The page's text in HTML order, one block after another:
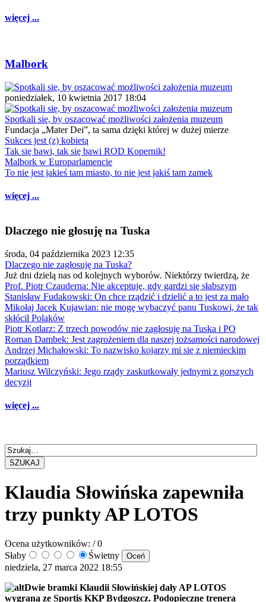
więcej ...
Malbork
poniedziałek, 10 kwietnia 2017 18:04
Spotkali się, by oszacować możliwości założenia muzeum
Fundacja „Mater Dei”, ta sama dzięki której w dużej mierze
Sukces jest (z) kobietą
Tak się bawi, tak się bawi ROD Kopernik!
Malbork w Europarlamencie
To nie jest jakieś tam miasto, to nie jest jakiś tam zamek
więcej ...
Dlaczego nie głosuję na Tuska
środa, 04 października 2023 12:35
Dlaczego nie zagłosuję na Tuska?
Już dni dzielą nas od kolejnych wyborów. Niektórzy twierdzą, że
Prof. Piotr Czauderna: Nie akceptuję, gdy gardzi się słabszym
Stanisław Fudakowski: On chce rządzić i dzielić a to jest za mało
Mikołaj Jacek Kujawian: nie mogę wybaczyć panu Tuskowi, że tak
skłócił Polaków
Piotr Kotlarz: Z trzech powodów nie zagłosuję na Tuska i PO
Roman Dambek: Jest zagrożeniem dla naszej tożsamości narodowej
Andrzej Michałowski: To nazwisko kojarzy mi się z niemieckim
porządkiem
Mariusz Wilczyński: Jego rządy zaskutkowały jednymi z gorszych
decyzji
więcej ...
SZUKAJ
Klaudia Słowińska zapewniła
trzy punkty AP LOTOS
Ocena użytkowników: / 0
Słaby
Świetny
niedziela, 27 marca 2022 18:55
Dwie bramki Klaudii Słowińskiej dały AP LOTOS
wygraną ze Sportis KKP Bydgoszcz. Podopieczne trenera